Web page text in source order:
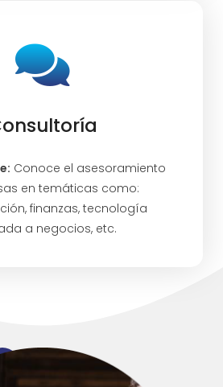
Conoce el asesoramiento
en temáticas como:
finanzas, tecnología
a negocios, etc.